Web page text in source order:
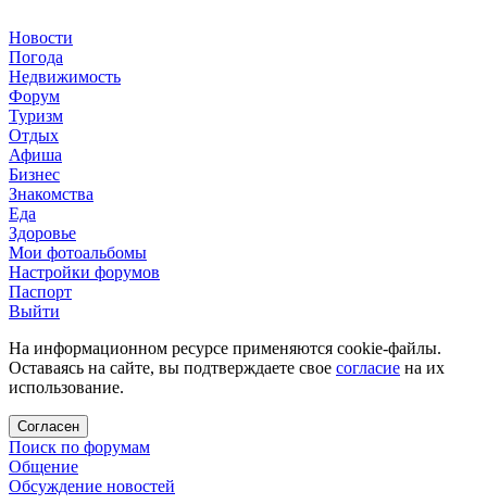
Новости
Погода
Недвижимость
Форум
Туризм
Отдых
Афиша
Бизнес
Знакомства
Еда
Здоровье
Мои фотоальбомы
Настройки форумов
Паспорт
Выйти
На информационном ресурсе применяются cookie-файлы.
Оставаясь на сайте, вы подтверждаете свое согласие на их
использование.
Согласен
Поиск по форумам
Общение
Обсуждение новостей